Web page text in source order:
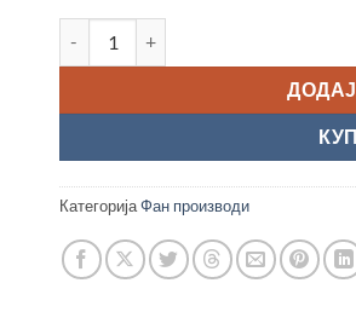
КатегоријаФан производи